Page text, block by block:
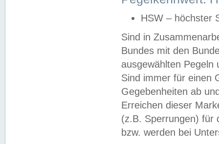
HSW – höchster
Sind in
Bundes mit den
ausgewählten
Sind immer für einen
Gegebenheiten ab
Erreichen dieser
(z.B. Sperrungen) für
bzw. werden bei